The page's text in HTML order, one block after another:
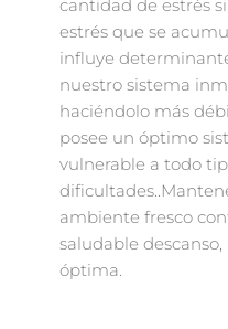
cantidad de estrés
estrés que se
influye
nuestro sistema
haciéndolo más
posee un óptimo
vulnerable a todo
ambiente fresco
saludable
óptima.